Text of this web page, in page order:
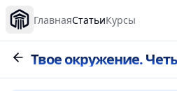
ГлавнаяСтатьиКурсы
Твое окружение.